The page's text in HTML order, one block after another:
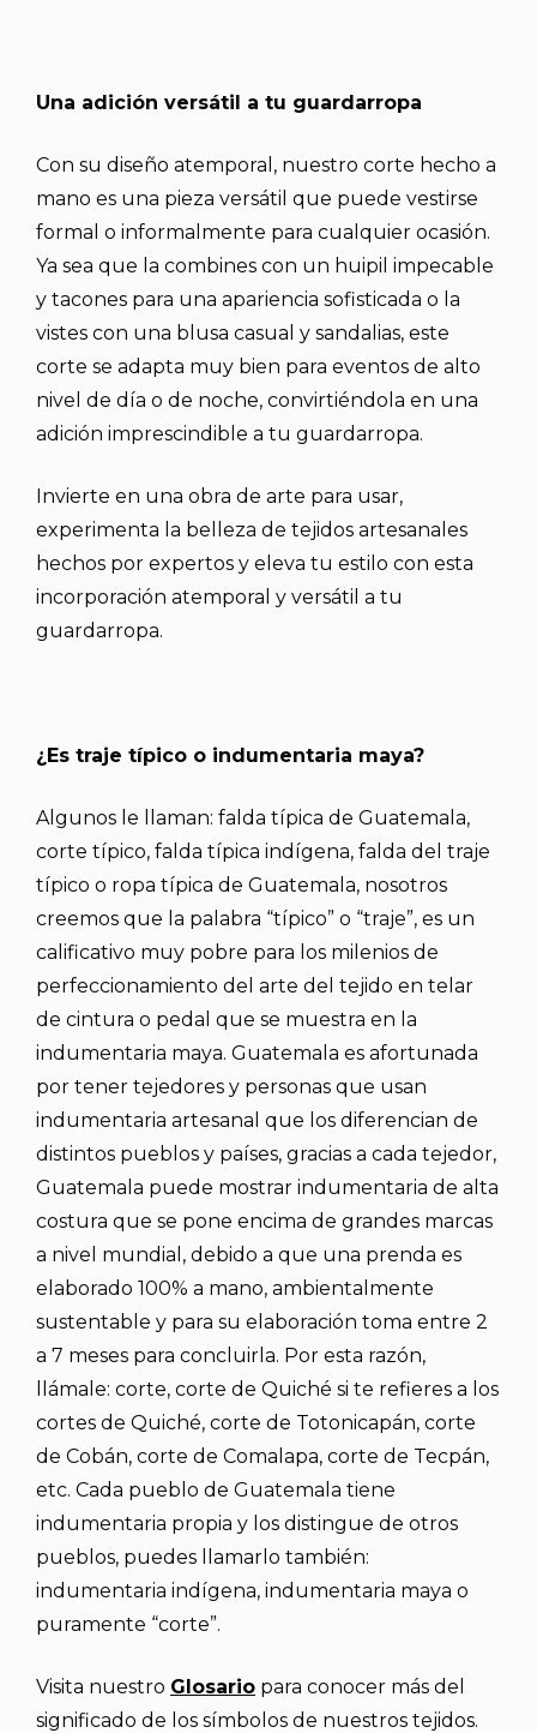
Una adición versátil a tu guardarropa
Con su diseño atemporal, nuestro corte hecho a
mano es una pieza versátil que puede vestirse
formal o informalmente para cualquier ocasión.
Ya sea que la combines con un huipil impecable
y tacones para una apariencia sofisticada o la
vistes con una blusa casual y sandalias, este
corte se adapta muy bien para eventos de alto
nivel de día o de noche, convirtiéndola en una
adición imprescindible a tu guardarropa.
Invierte en una obra de arte para usar,
experimenta la belleza de tejidos artesanales
hechos por expertos y eleva tu estilo con esta
incorporación atemporal y versátil a tu
guardarropa.
¿Es traje típico o indumentaria maya?
Algunos le llaman: falda típica de Guatemala,
corte típico, falda típica indígena, falda del traje
típico o ropa típica de Guatemala, nosotros
creemos que la palabra “típico” o “traje”, es un
calificativo muy pobre para los milenios de
perfeccionamiento del arte del tejido en telar
de cintura o pedal que se muestra en la
indumentaria maya. Guatemala es afortunada
por tener tejedores y personas que usan
indumentaria artesanal que los diferencian de
distintos pueblos y países, gracias a cada tejedor,
Guatemala puede mostrar indumentaria de alta
costura que se pone encima de grandes marcas
a nivel mundial, debido a que una prenda es
elaborado 100% a mano, ambientalmente
sustentable y para su elaboración toma entre 2
a 7 meses para concluirla. Por esta razón,
llámale: corte, corte de Quiché si te refieres a los
cortes de Quiché, corte de Totonicapán, corte
de Cobán, corte de Comalapa, corte de Tecpán,
etc. Cada pueblo de Guatemala tiene
indumentaria propia y los distingue de otros
pueblos, puedes llamarlo también:
indumentaria indígena, indumentaria maya o
puramente “corte”.
Visita nuestro Glosario para conocer más del
significado de los símbolos de nuestros tejidos.